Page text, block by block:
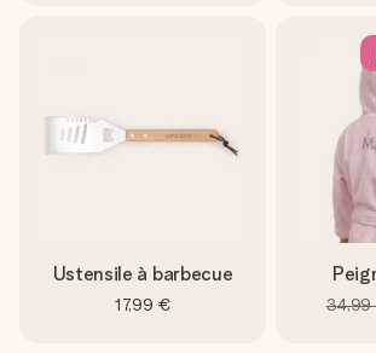
Ustensile à barbecue
17,99 €